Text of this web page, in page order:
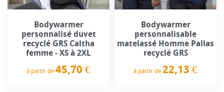
Bodywarmer
personnalisé duvet
recyclé GRS Caltha
femme - XS à 2XL
à partir de 45,70 €
Bodywarmer
personnalisable
matelassé Homme Pallas
recyclé GRS
à partir de 22,13 €